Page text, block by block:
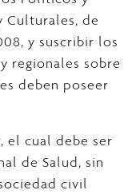
Culturales, de
y suscribir los
regionales sobre
deben poseer
el cual debe ser
de Salud, sin
civil